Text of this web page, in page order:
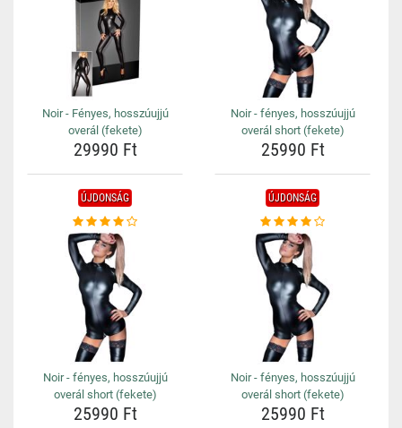
Noir - Fényes, hosszúujjú
overál (fekete)
29990 Ft
Noir - fényes, hosszúujjú
overál short (fekete)
25990 Ft
ÚJDONSÁG
Noir - fényes, hosszúujjú
overál short (fekete)
25990 Ft
ÚJDONSÁG
Noir - fényes, hosszúujjú
overál short (fekete)
25990 Ft